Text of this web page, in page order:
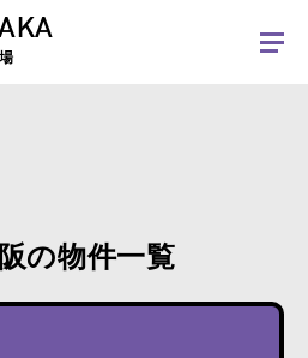
日(土)～8月16日(日)まで休業とさせていた
の物件一覧